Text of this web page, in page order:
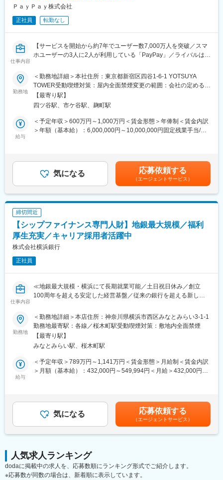
・上場企業における資金調達や金融機関対応など、財務の中核業
られる
・少人数組織のため裁量が大きく、意思決定に近い立場で経験を
・営業部門と連携しながら、事業成長を財務面から支えるやりが
いがある
・若手中心の組織でスピード感があり、組織づくりにも関与でき
る
■当社について
当社は、航空機や不動産などのアセットを活用した金融商品を組
ます。高付加価値な金融サービスを通じて、顧客の課題解決と企
業価値の向上に貢献しています。
ＰａｙＰａｙ株式会社
正社員 転勤なし
仕事内容
【サービスを開始から約7年でユーザー数7,000万人を突破／スマ
ホユーザーの3人に2人が利用している「PayPay」／ライバルは現
進】
■ポジション紹介
配属予定の税務企画グループは2025年に新設されたチームです。
チームリーダーとメンバーの計2名の少数チームで、決算業務やグ
ループ通算の申告業務まで効率的にこなしています。
両名ともにPayPayの新サービス立ち上げや事業成長を会計と税務
います。
ケーションを図りながらプロセスの変革や構築を主体的に推し進
めれるスキルをお持ちの方を募集します。
■具体的な業務内容
・税務調査対応
構築
・TP文書化・Pillar2対応などの国際税務領域
■このポジションで働く魅力
・No1のFintechサービスの実現に関わることができる
・新サービスの会計・税務の検討を通じて知識の幅を広げること
ができる
・経営（キャッシュフロー）への貢献
変更の範囲：会社の定める業務
勤務地
＜勤務地詳細＞本社住所：東京都新宿区四谷1-6-1 YOTSUYA
TOWER受動喫煙対策：屋内全面禁煙変更の範囲：会社の定める事
業所（リモートワーク含む）
【最寄り駅】
四ツ谷駅、市ケ谷駅、麹町駅
給与
＜予定年収＞600万円～1,000万円＜賃金形態＞年俸制＜賃金内訳
＞年額（基本給）：6,000,000円～10,000,000円固定残業手当/
業手当＞有＜給与補足＞■昇給：原則年1回（会社の業績と個人の
評価結果を元に決定）■評価制度：仕事の成果と業績への貢献度を
評価賃金はあくまでも目安の金額であり、選考を通じて上下する
可能性があります。月給(月額)は固定手当を含めた表記です。
気になる 応募依頼する
（エージェントサービス）
締切間近
【シップファイナンス専門人財】地銀最大規模／福利
厚生充実／キャリア採用者活躍中
株式会社横浜銀行
正社員
仕事内容
≪地銀最大規模・横浜にて長期就業可能／土日祝日休み／創立
100周年を超える安定した経営基盤／従来の銀行を超える新しい
ナジー強化により事業領域拡大中≫
■業務概要：
シップファイナンスに関する案件ソーシング、案件起案、契約書
作成および期中管理などの担当業務をお任せします。
【変更の範囲：銀行業務(窓口関連業務・渉外業務・ロビー業務・
勤務地
＜勤務地詳細＞本店住所：神奈川県横浜市西区みなとみらい3-1-1
勤務地最寄駅：各線／桜木町駅受動喫煙対策：敷地内全面禁煙
【最寄り駅】
みなとみらい駅、桜木町駅
給与
＜予定年収＞789万円～1,141万円＜賃金形態＞月給制＜賃金内訳
＞月額（基本給）：432,000円～549,994円＜月給＞432,000円～
ん。※上限年収は30時間／月の残業代込での金額となります。賃
金はあくまでも目安の金額であり、選考を通じて上下する可能性
があります。月給(月額)は固定手当を含めた表記です。
気になる 応募依頼する
（エージェントサービス）
人気求人ランキング
dodaに掲載中の求人を、応募数順にランキング形式でご紹介します。
※応募数が同数の場合は、新着順に表示しています。